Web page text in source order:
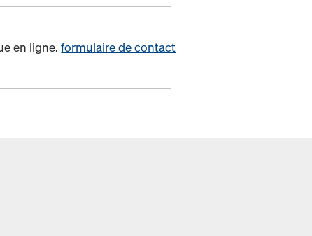
en ligne.formulaire de contact